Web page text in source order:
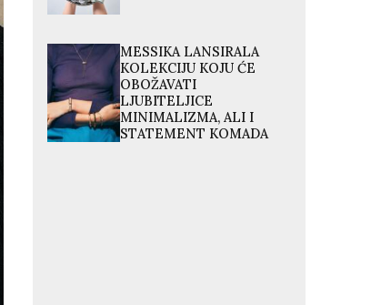
MESSIKA LANSIRALA
KOLEKCIJU KOJU ĆE
OBOŽAVATI
LJUBITELJICE
MINIMALIZMA, ALI I
STATEMENT KOMADA